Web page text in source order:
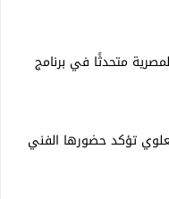
متحدثًا في برنامج
تؤكد حضورها الفني